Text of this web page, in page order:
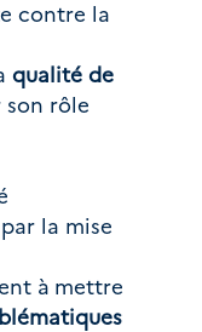
contre la
qualité de
son rôle
la mise
à mettre